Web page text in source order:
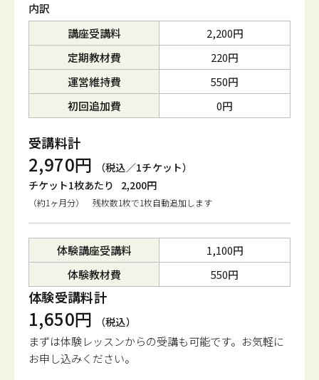
内訳
講座受講料
2,200円
定期教材費
220円
運営維持費
550円
初回追加費
0円
受講料計
2,970円
（税込／1チケット）
チケット1枚あたり
2,200円
（約1ヶ月分） 残枚数1枚で1枚自動追加します
体験講座受講料
1,100円
体験教材費
550円
体験受講料計
1,650円 （税込）
まずは体験レッスンからの受講も可能です。 お気軽に
お申し込みください。